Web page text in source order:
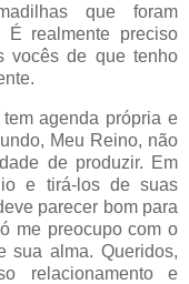
que foram
É realmente preciso
vocês de que tenho
agenda própria e
Meu Reino, não
de produzir. Em
e tirá-los de suas
parecer bom para
me preocupo com o
sua alma. Queridos,
relacionamento e